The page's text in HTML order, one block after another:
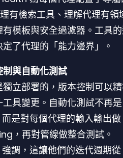
有檢索工具、理解代理有領
模板與安全過濾器。工具
了代理的「能力邊界」。
與自動化測試
獨立部署的，版本控制可以
具變更。自動化測試不再
而是對每個代理的輸入輸出做
，再對管線做整合測試。
調，這讓他們的迭代週期